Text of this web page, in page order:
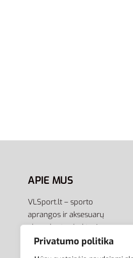
Privatumo politika
Pasirinkti savybes
APIE MUS
VLSport.lt – sporto
aprangos ir aksesuarų
el.parduotuvė aktyviam
gyvenimo būdui. Čia rasite